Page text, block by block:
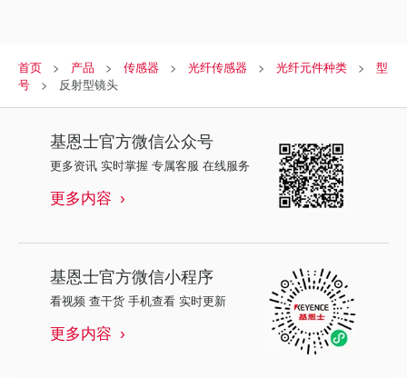
首页 产品 传感器 光纤传感器 光纤元件种类
型
号
反射型镜头
基恩士官方微信公众号
更多资讯 实时掌握 专属客服 在线服务
更多内容
基恩士官方微信小程序
看视频 查干货 手机查看 实时更新
更多内容